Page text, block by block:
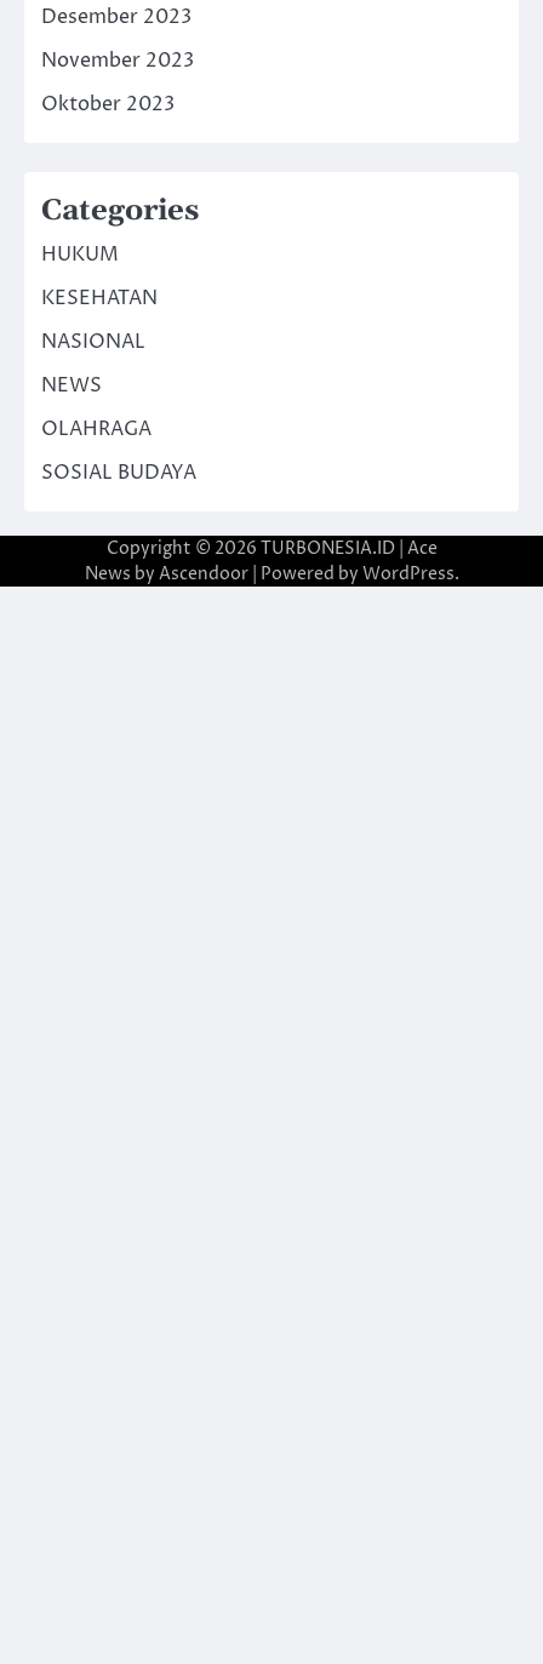
Desember 2023
November 2023
Oktober 2023
Categories
HUKUM
KESEHATAN
NASIONAL
NEWS
OLAHRAGA
SOSIAL BUDAYA
Copyright © 2026 TURBONESIA.ID| Ace
News by Ascendoor| Powered by WordPress.